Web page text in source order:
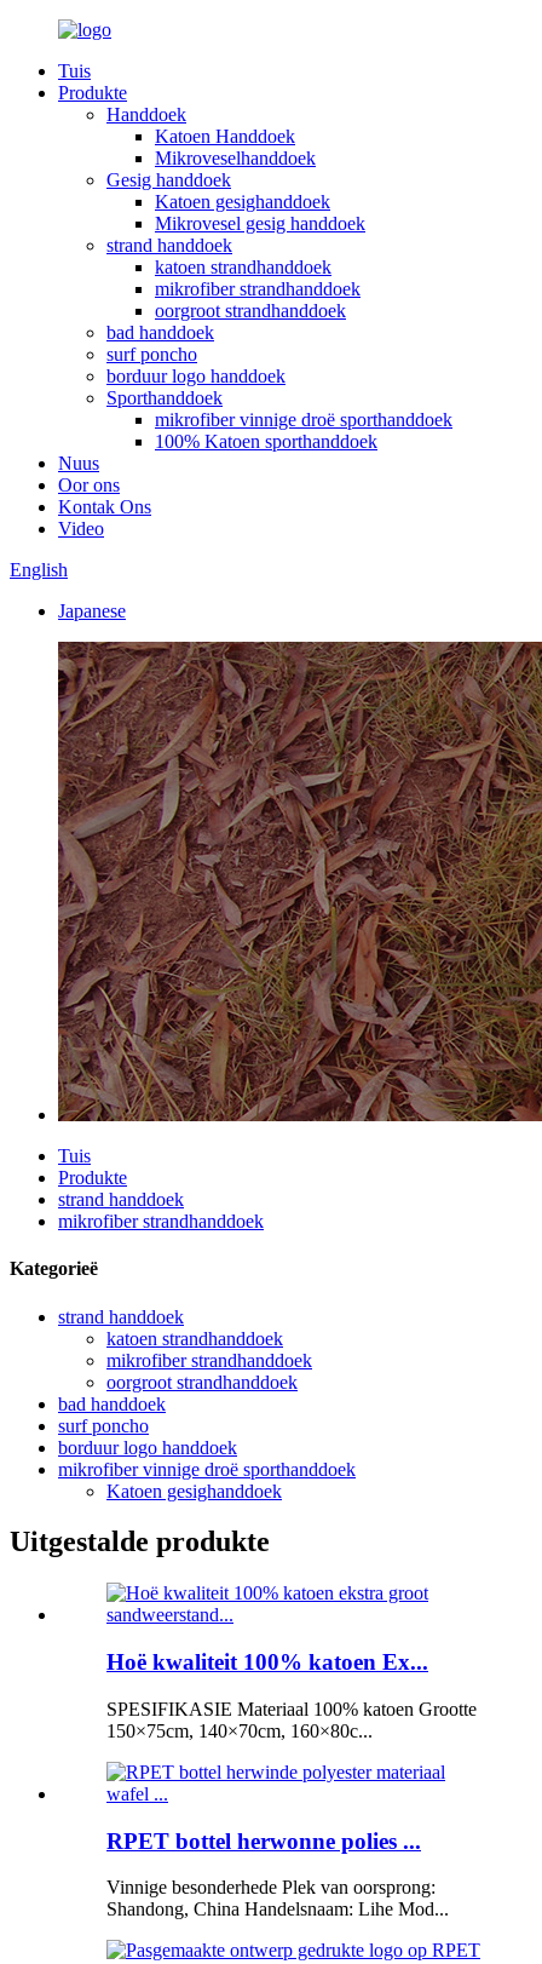
Tuis
Produkte
Handdoek
Katoen Handdoek
Mikroveselhanddoek
Gesig handdoek
Katoen gesighanddoek
Mikrovesel gesig handdoek
strand handdoek
katoen strandhanddoek
mikrofiber strandhanddoek
oorgroot strandhanddoek
bad handdoek
surf poncho
borduur logo handdoek
Sporthanddoek
mikrofiber vinnige droë sporthanddoek
100% Katoen sporthanddoek
Nuus
Oor ons
Kontak Ons
Video
English
Japanese
Tuis
Produkte
strand handdoek
mikrofiber strandhanddoek
Kategorieë
strand handdoek
katoen strandhanddoek
mikrofiber strandhanddoek
oorgroot strandhanddoek
bad handdoek
surf poncho
borduur logo handdoek
mikrofiber vinnige droë sporthanddoek
Katoen gesighanddoek
Uitgestalde produkte
Hoë kwaliteit 100% katoen Ex...
SPESIFIKASIE Materiaal 100% katoen Grootte
150×75cm, 140×70cm, 160×80c...
RPET bottel herwonne polies ...
Vinnige besonderhede Plek van oorsprong:
Shandong, China Handelsnaam: Lihe Mod...